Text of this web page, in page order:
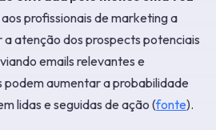
profissionais de marketing a
atenção dos prospects potenciais
emails relevantes e
podem aumentar a probabilidade
lidas e seguidas de ação (fonte).